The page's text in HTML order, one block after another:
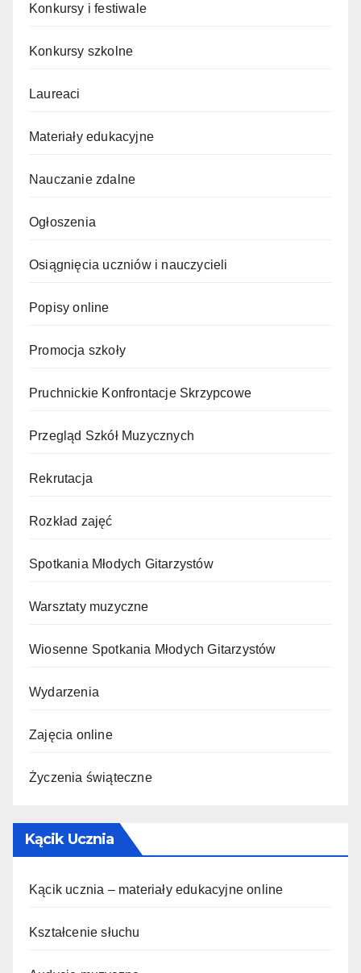
Konkursy i festiwale
Konkursy szkolne
Laureaci
Materiały edukacyjne
Nauczanie zdalne
Ogłoszenia
Osiągnięcia uczniów i nauczycieli
Popisy online
Promocja szkoły
Pruchnickie Konfrontacje Skrzypcowe
Przegląd Szkół Muzycznych
Rekrutacja
Rozkład zajęć
Spotkania Młodych Gitarzystów
Warsztaty muzyczne
Wiosenne Spotkania Młodych Gitarzystów
Wydarzenia
Zajęcia online
Życzenia świąteczne
Kącik Ucznia
Kącik ucznia – materiały edukacyjne online
Kształcenie słuchu